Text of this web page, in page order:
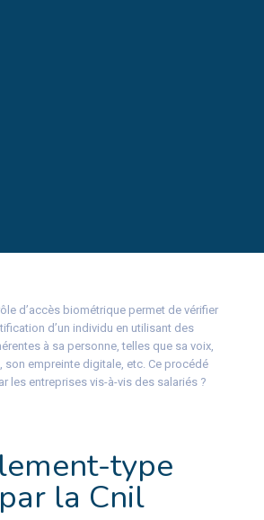
d’accès biométrique permet de vérifier
d’un individu en utilisant des
à sa personne, telles que sa voix,
son empreinte digitale, etc. Ce procédé
les entreprises vis-à-vis des salariés ?
type
la Cnil